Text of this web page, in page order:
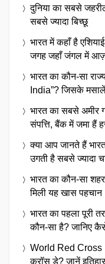
दुनिया का सबसे
सबसे ज्यादा बिच्छू
भारत में कहाँ है
जगह जहाँ जंगल में
भारत का कौन-सा
India”? जिसके
भारत का सबसे अमीर
संपत्ति, बैंक में जमा हैं
क्या आप जानते हैं
उगती है सबसे ज्यादा
भारत का कौन-सा
मिली यह खास पहचान
भारत का पहला पूरी
कौन-सा है? जानिए
World Red Cross
क्रॉस डे? जानें